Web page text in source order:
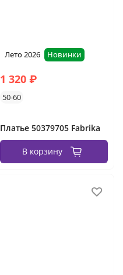
Лето 2026 Новинки
1 320 ₽
50-60
Платье 50379705 Fabrika
В корзину